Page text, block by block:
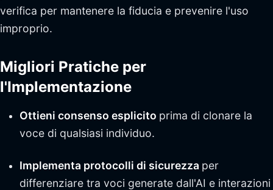
verifica per mantenere la fiducia e prevenire l'uso
improprio.
Migliori Pratiche per
l'Implementazione
Ottieni consenso esplicito prima di clonare la
voce di qualsiasi individuo.
Implementa protocolli di sicurezza per
differenziare tra voci generate dall'AI e interazioni